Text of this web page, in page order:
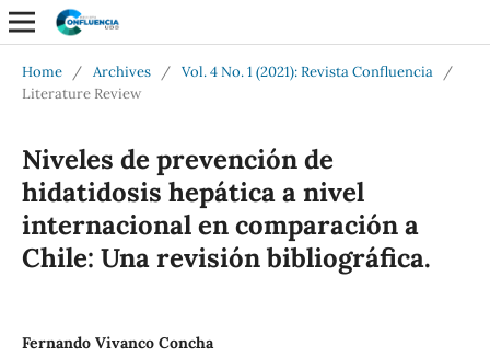
Home / Archives / Vol. 4 No. 1 (2021): Revista Confluencia
/
Literature Review
Niveles de prevención de
hidatidosis hepática a nivel
internacional en comparación a
Chile: Una revisión bibliográfica.
Fernando Vivanco Concha